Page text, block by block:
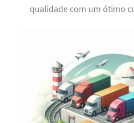
qualidade com um ótimo